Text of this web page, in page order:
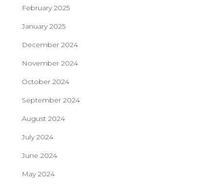
February 2025
January 2025
December 2024
November 2024
October 2024
September 2024
August 2024
July 2024
June 2024
May 2024